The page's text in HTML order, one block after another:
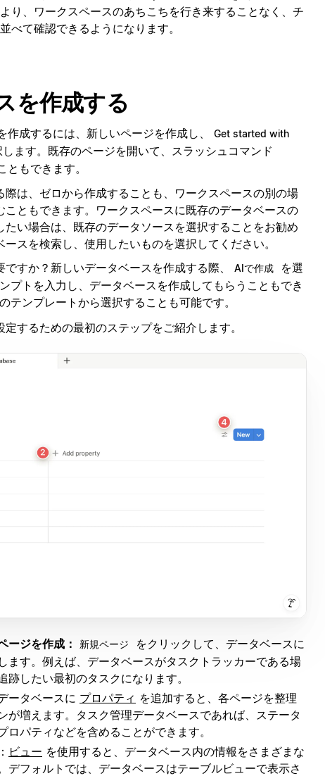
り、ワークスペースのあちこちを行き来することなく、チ
べて確認できるようになります。
を作成する
成するには、新しいページを作成し、 Get started with
します。既存のページを開いて、スラッシュコマンド
ともできます。
際は、ゼロから作成することも、ワークスペースの別の場
こともできます。ワークスペースに既存のデータベースの
たい場合は、既存のデータソースを選択することをお勧め
スを検索し、使用したいものを選択してください。
すか？新しいデータベースを作成する際、
AIで作成
を選
プトを入力し、データベースを作成してもらうこともでき
のテンプレートから選択することも可能です。
するための最初のステップをご紹介します。
ージを作成： 新規ページ
をクリックして、データベースに
ます。例えば、データベースがタスクトラッカーである場
跡したい最初のタスクになります。
ータベースに プロパティ を追加すると、各ページを整理
が増えます。タスク管理データベースであれば、ステータ
ロパティなどを含めることができます。
： ビュー を使用すると、データベース内の情報をさまざまな
デフォルトでは、データベースはテーブルビューで表示さ